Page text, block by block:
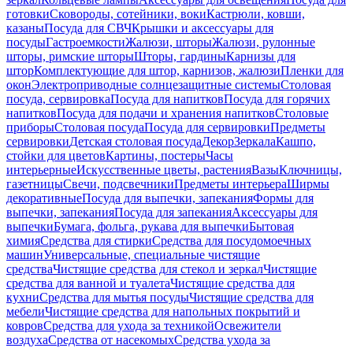
готовкиСковороды, сотейники, вокиКастрюли, ковши,
казаныПосуда для СВЧКрышки и аксессуары для
посудыГастроемкостиЖалюзи, шторыЖалюзи, рулонные
шторы, римские шторыШторы, гардиныКарнизы для
шторКомплектующие для штор, карнизов, жалюзиПленки для
оконЭлектроприводные солнцезащитные системыСтоловая
посуда, сервировкаПосуда для напитковПосуда для горячих
напитковПосуда для подачи и хранения напитковСтоловые
приборыСтоловая посудаПосуда для сервировкиПредметы
сервировкиДетская столовая посудаДекорЗеркалаКашпо,
стойки для цветовКартины, постерыЧасы
интерьерныеИскусственные цветы, растенияВазыКлючницы,
газетницыСвечи, подсвечникиПредметы интерьераШирмы
декоративныеПосуда для выпечки, запеканияФормы для
выпечки, запеканияПосуда для запеканияАксессуары для
выпечкиБумага, фольга, рукава для выпечкиБытовая
химияСредства для стиркиСредства для посудомоечных
машинУниверсальные, специальные чистящие
средстваЧистящие средства для стекол и зеркалЧистящие
средства для ванной и туалетаЧистящие средства для
кухниСредства для мытья посудыЧистящие средства для
мебелиЧистящие средства для напольных покрытий и
ковровСредства для ухода за техникойОсвежители
воздухаСредства от насекомыхСредства ухода за